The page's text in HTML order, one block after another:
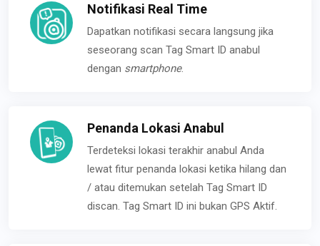
Notifikasi Real Time
Dapatkan notifikasi secara langsung jika
seseorang scan Tag Smart ID anabul
dengan smartphone.
Penanda Lokasi Anabul
Terdeteksi lokasi terakhir anabul Anda
lewat fitur penanda lokasi ketika hilang dan
/ atau ditemukan setelah Tag Smart ID
discan. Tag Smart ID ini bukan GPS Aktif.